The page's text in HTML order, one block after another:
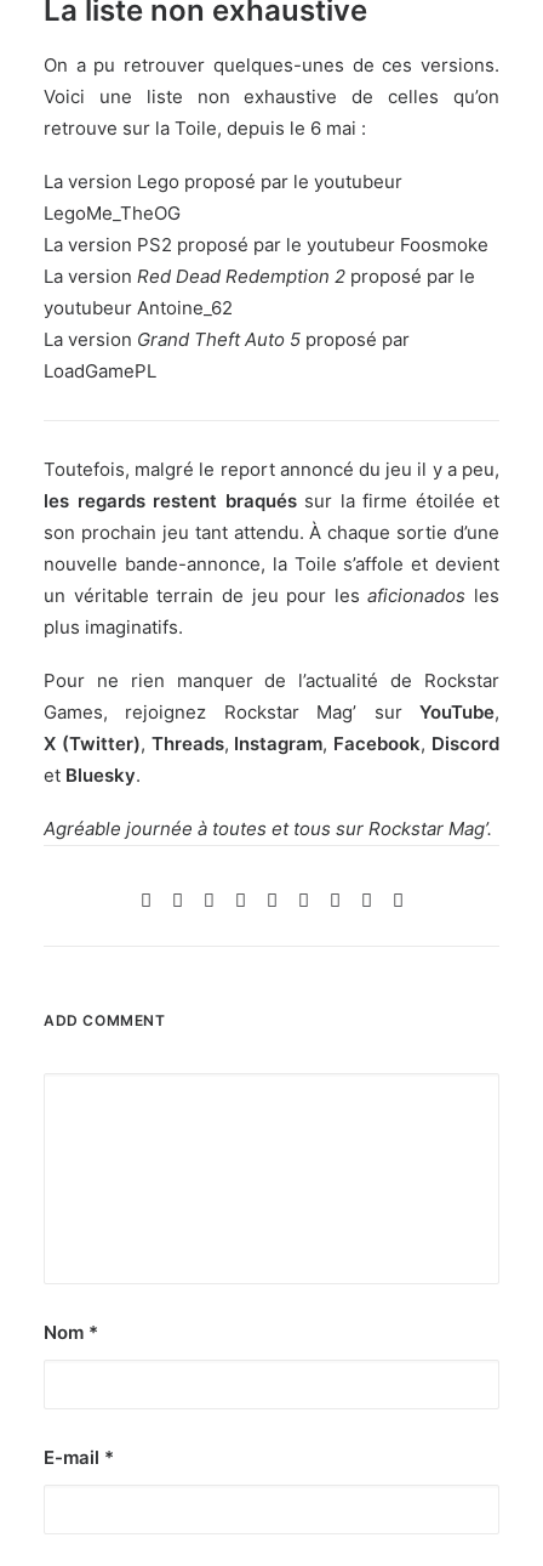
La liste non exhaustive
On a pu retrouver quelques-unes de ces versions.
Voici une liste non exhaustive de celles qu’on
retrouve sur la Toile, depuis le 6 mai :
La version Lego proposé par le youtubeur
LegoMe_TheOG
La version PS2 proposé par le youtubeur Foosmoke
La version Red Dead Redemption 2 proposé par le
youtubeur Antoine_62
La version Grand Theft Auto 5 proposé par
LoadGamePL
Toutefois, malgré le report annoncé du jeu il y a peu,
les regards restent braquéssur la firme étoilée et
son prochain jeu tant attendu. À chaque sortie d’une
nouvelle bande-annonce, la Toile s’affole et devient
un véritable terrain de jeu pour lesaficionados les
plus imaginatifs.
Pour ne rien manquer de l’actualité de Rockstar
Games, rejoignez Rockstar Mag’ sur YouTube,
X (Twitter), Threads, Instagram, Facebook, Discord
et Bluesky.
Agréable journée à toutes et tous sur Rockstar Mag’.
ADD COMMENT
Nom *
E-mail *